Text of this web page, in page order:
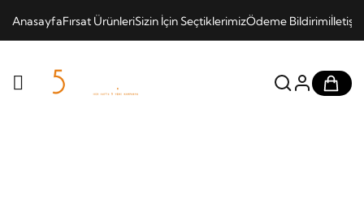
AnasayfaFırsat ÜrünleriSizin İçin SeçtiklerimizÖdeme Bildirimi